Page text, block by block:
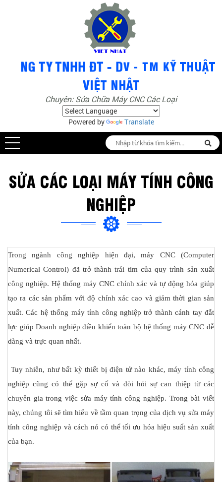
Chuyên: Sửa Chữa Máy CNC Các Loại
Powered by Translate
SỬA CÁC LOẠI MÁY TÍNH CÔNG
NGHIỆP
Trong ngành công nghiệp hiện đại, máy CNC (Computer
Numerical Control) đã trở thành trái tim của quy trình sản xuất
công nghiệp. Hệ thống máy CNC chính xác và tự động hóa giúp
tạo ra các sản phẩm với độ chính xác cao và giảm thời gian sản
xuất. Các hệ thống máy tính công nghiệp trở thành cánh tay đắt
lực giúp Doanh nghiệp điều khiển toàn bộ hệ thống máy CNC dễ
dàng và trực quan nhất.
Tuy nhiên, như bất kỳ thiết bị điện tử nào khác, máy tính công
nghiệp cũng có thể gặp sự cố và đòi hỏi sự can thiệp từ các
chuyên gia trong việc sửa máy tính công nghiệp. Trong bài viết
này, chúng tôi sẽ tìm hiểu về tầm quan trọng của dịch vụ sửa máy
tính công nghiệp và cách nó có thể tối ưu hóa hiệu suất sản xuất
của bạn.